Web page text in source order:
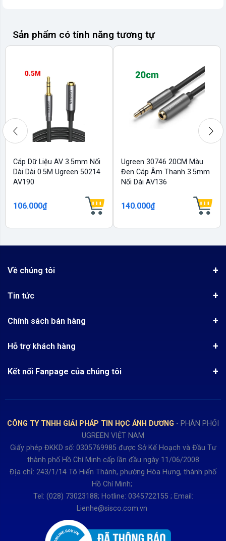
Sản phẩm có tính năng tương tự
Cáp Dữ Liệu AV 3.5mm Nối
Dài Dài 0.5M Ugreen 50214
AV190
106.000₫
Ugreen 30746 20CM Màu
Đen Cáp Âm Thanh 3.5mm
Nối Dài AV136
140.000₫
Về chúng tôi
Quy chế hoạt động
Tra cứu đơn hàng
Tin tức
Công nghệ - Sản phẩm mới
Review sản phẩm
Chính sách bán hàng
Chính sách Hủy, Đổi, Trả hàng
Hướng dẫn đăng ký tài khoản
Hỗ trợ khách hàng
Thời gian làm việc từ Thứ 2- Thứ 7
Buổi chiều từ 13h15 đến 17h30
Thứ 7 làm đến 15h30 chiều.
Kết nối Fanpage của chúng tôi
CÔNG TY TNHH GIẢI PHÁP TIN HỌC ÁNH DƯƠNG - PHÂN PHỐI
UGREEN VIỆT NAM
Giấy phép ĐKKD số: 0305769985 được Sở Kế Hoạch và Đầu Tư
thành phố Hồ Chí Minh cấp lần đầu ngày 11/06/2008
Địa chỉ: 243/1/14 Tô Hiến Thành, phường Hòa Hưng, thành phố
Hồ Chí Minh;
Tel: (028) 73023188; Hotline: 0345722155 ; Email:
Lienhe@sisco.com.vn